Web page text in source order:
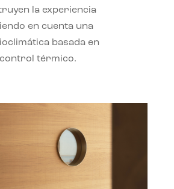
la experiencia
en cuenta una
basada en
térmico.